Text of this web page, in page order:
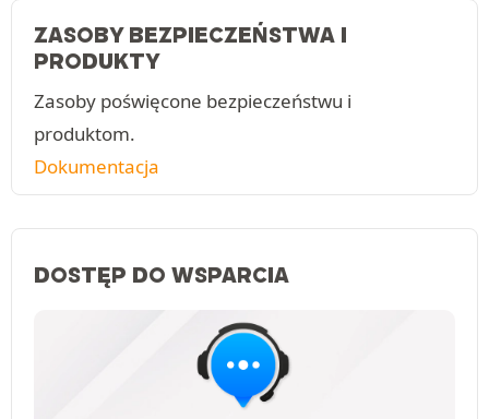
ZASOBY BEZPIECZEŃSTWA I
PRODUKTY
Zasoby poświęcone bezpieczeństwu i
produktom.
Dokumentacja
DOSTĘP DO WSPARCIA